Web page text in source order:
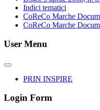
Indici tematici
CoReCo Marche
CoReCo Marche
User Menu
PRIN INSPIRE
Login Form